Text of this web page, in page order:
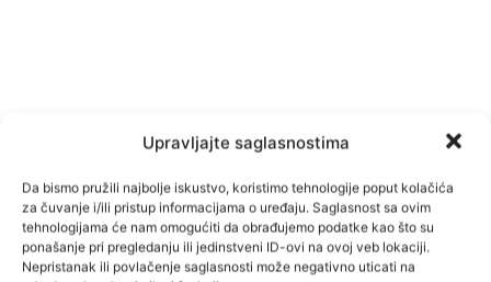
Upravljajte saglasnostima
Da bismo pružili najbolje iskustvo, koristimo tehnologije poput kolačića
za čuvanje i/ili pristup informacijama o uređaju. Saglasnost sa ovim
tehnologijama će nam omogućiti da obrađujemo podatke kao što su
ponašanje pri pregledanju ili jedinstveni ID-ovi na ovoj veb lokaciji.
Nepristanak ili povlačenje saglasnosti može negativno uticati na